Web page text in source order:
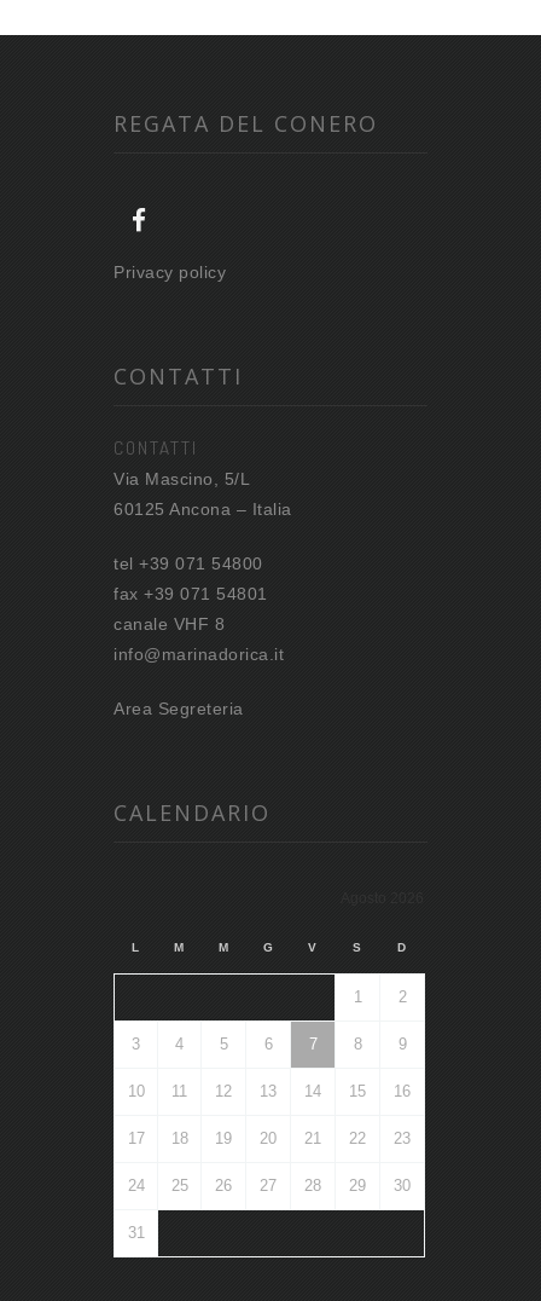
REGATA DEL CONERO
Privacy policy
CONTATTI
CONTATTI
Via Mascino, 5/L
60125 Ancona – Italia
tel +39 071 54800
fax +39 071 54801
canale VHF 8
info@marinadorica.it
Area Segreteria
CALENDARIO
L M M G V S D
1 2
3 4 5 6 7 8 9
10 11 12 13 14 15 16
17 18 19 20 21 22 23
24 25 26 27 28 29 30
31